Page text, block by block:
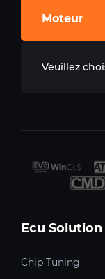
Moteur
Veuillez
Ecu Solution
Chip Tuning